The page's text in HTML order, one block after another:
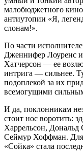
малобюджетного
антиутопии «Я,
слонам!».
По части
Дженнифер Лоуренс
Хатчерсон — ее
интрига — сильнее.
подоплекой за их
всемогущими
И да, поклонникам
стоит нос воротить:
Харрельсон, Дональд
Сеймур Хоффман. Для
«Сойка» стала